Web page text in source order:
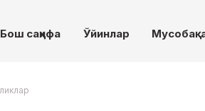
Бош саҳифа Ўйинлар